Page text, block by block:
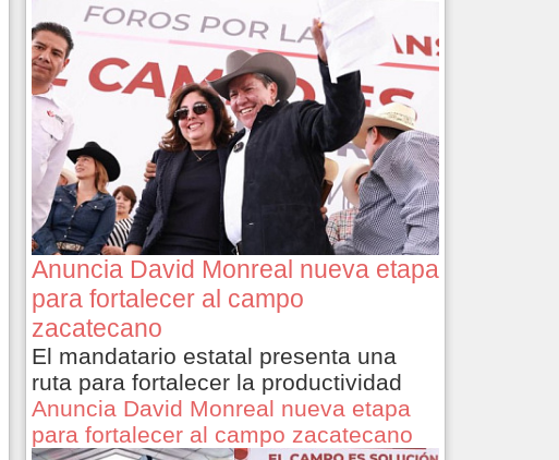
Anuncia David Monreal nueva etapa
para fortalecer al campo
zacatecano
El mandatario estatal presenta una
ruta para fortalecer la productividad
Anuncia David Monreal nueva etapa
para fortalecer al campo zacatecano